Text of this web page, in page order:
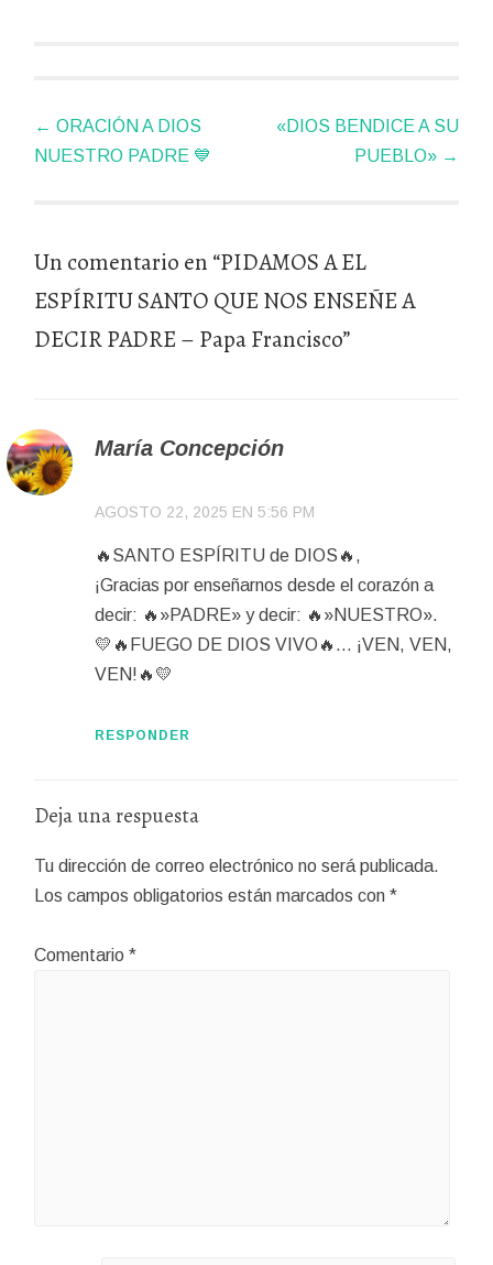
de
← ORACIÓN A DIOS
NUESTRO PADRE 💙
«DIOS BENDICE A SU
PUEBLO» →
Un comentario en “PIDAMOS A EL
ESPÍRITU SANTO QUE NOS ENSEÑE A
DECIR PADRE – Papa Francisco”
María Concepción
AGOSTO 22, 2025 EN 5:56 PM
🔥SANTO ESPÍRITU de DIOS🔥,
¡Gracias por enseñarnos desde el corazón a
decir: 🔥»PADRE» y decir: 🔥»NUESTRO».
💛🔥FUEGO DE DIOS VIVO🔥… ¡VEN, VEN,
VEN!🔥💛
RESPONDER
Deja una respuesta
Tu dirección de correo electrónico no será publicada.
Los campos obligatorios están marcados con*
Comentario*